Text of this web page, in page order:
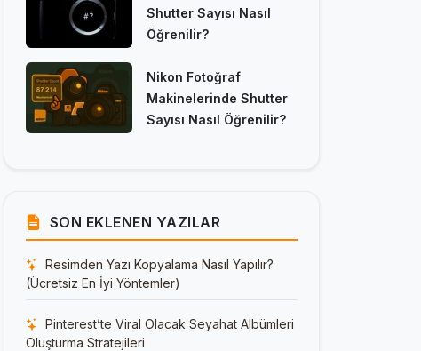
Shutter Sayısı Nasıl
Öğrenilir?
Nikon Fotoğraf
Makinelerinde Shutter
Sayısı Nasıl Öğrenilir?
SON EKLENEN YAZILAR
Resimden Yazı Kopyalama Nasıl Yapılır?
(Ücretsiz En İyi Yöntemler)
Pinterest’te Viral Olacak Seyahat Albümleri
Oluşturma Stratejileri